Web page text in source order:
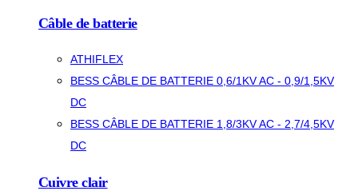
Câble de batterie
ATHIFLEX
BESS CÂBLE DE BATTERIE 0,6/1KV AC - 0,9/1,5KV
DC
BESS CÂBLE DE BATTERIE 1,8/3KV AC - 2,7/4,5KV
DC
Cuivre clair